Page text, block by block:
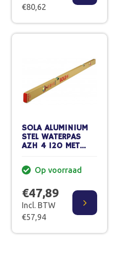
€80,62
SOLA ALUMINIUM
STEL WATERPAS
AZH 4 120 MET
Op voorraad
€47,89
Incl. BTW
€57,94